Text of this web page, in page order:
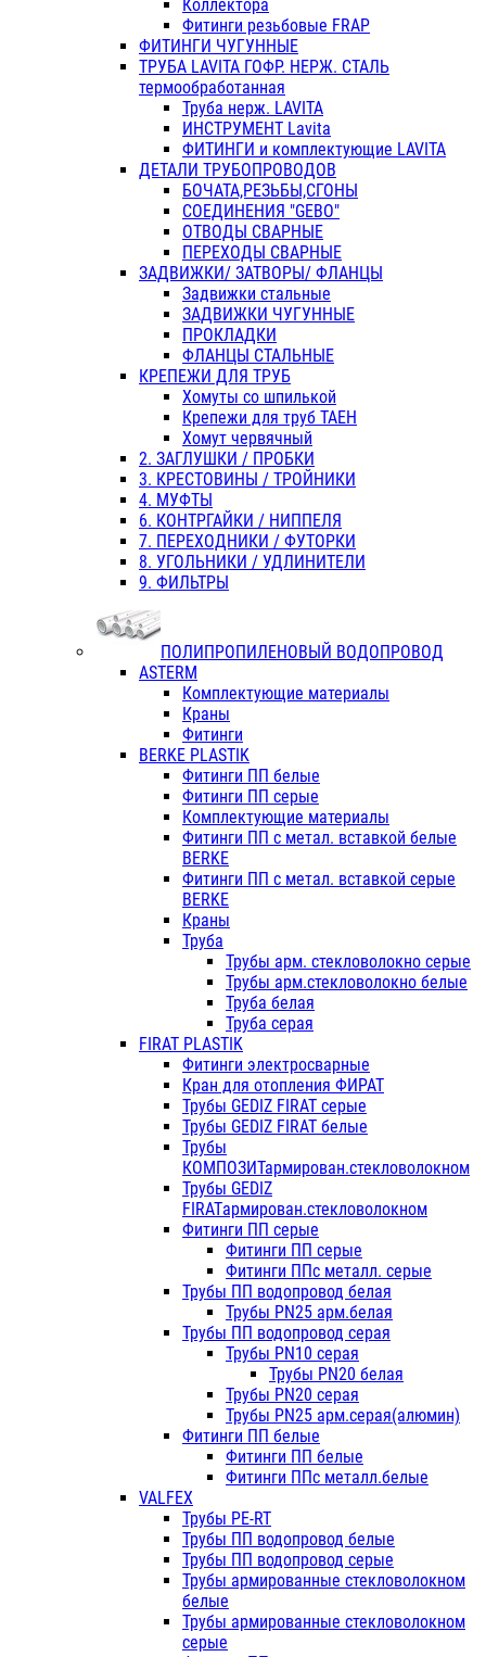
Коллектора
Фитинги резьбовые FRAP
ФИТИНГИ ЧУГУННЫЕ
ТРУБА LAVITA ГОФР. НЕРЖ. СТАЛЬ
термообработанная
Труба нерж. LAVITA
ИНСТРУМЕНТ Lavita
ФИТИНГИ и комплектующие LAVITA
ДЕТАЛИ ТРУБОПРОВОДОВ
БОЧАТА,РЕЗЬБЫ,СГОНЫ
СОЕДИНЕНИЯ "GEBO"
ОТВОДЫ СВАРНЫЕ
ПЕРЕХОДЫ СВАРНЫЕ
ЗАДВИЖКИ/ ЗАТВОРЫ/ ФЛАНЦЫ
Задвижки стальные
ЗАДВИЖКИ ЧУГУННЫЕ
ПРОКЛАДКИ
ФЛАНЦЫ СТАЛЬНЫЕ
КРЕПЕЖИ ДЛЯ ТРУБ
Хомуты со шпилькой
Крепежи для труб ТАЕН
Хомут червячный
2. ЗАГЛУШКИ / ПРОБКИ
3. КРЕСТОВИНЫ / ТРОЙНИКИ
4. МУФТЫ
6. КОНТРГАЙКИ / НИППЕЛЯ
7. ПЕРЕХОДНИКИ / ФУТОРКИ
8. УГОЛЬНИКИ / УДЛИНИТЕЛИ
9. ФИЛЬТРЫ
ПОЛИПРОПИЛЕНОВЫЙ ВОДОПРОВОД
ASTERM
Комплектующие материалы
Краны
Фитинги
BERKE PLASTIK
Фитинги ПП белые
Фитинги ПП серые
Комплектующие материалы
Фитинги ПП с метал. вставкой белые
BERKE
Фитинги ПП с метал. вставкой серые
BERKE
Краны
Труба
Трубы арм. стекловолокно серые
Трубы арм.стекловолокно белые
Труба белая
Труба серая
FIRAT PLASTIK
Фитинги электросварные
Кран для отопления ФИРАТ
Трубы GEDIZ FIRAT серые
Трубы GEDIZ FIRAT белые
Трубы
КОМПОЗИТармирован.стекловолокном
Трубы GEDIZ
FIRATармирован.стекловолокном
Фитинги ПП серые
Фитинги ПП серые
Фитинги ППс металл. серые
Трубы ПП водопровод белая
Трубы PN25 арм.белая
Трубы ПП водопровод серая
Трубы PN10 серая
Трубы PN20 белая
Трубы PN20 серая
Трубы PN25 арм.серая(алюмин)
Фитинги ПП белые
Фитинги ПП белые
Фитинги ППс металл.белые
VALFEX
Трубы PE-RT
Трубы ПП водопровод белые
Трубы ПП водопровод серые
Трубы армированные стекловолокном
белые
Трубы армированные стекловолокном
серые